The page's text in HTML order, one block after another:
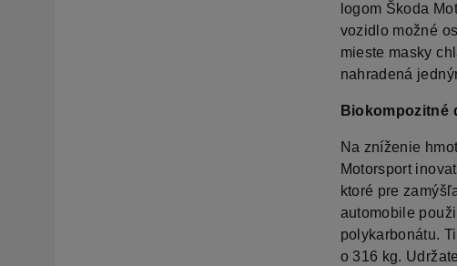
logom Škoda
vozidlo možné
mieste masky
nahradená
Biokompozitné
Na zníženie
Motorsport
ktoré pre
automobile
polykarbonátu.
o 316 kg.